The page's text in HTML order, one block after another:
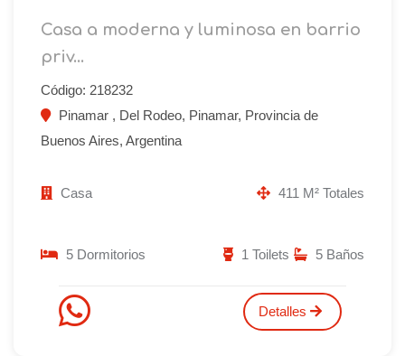
Casa a moderna y luminosa en barrio
priv...
Código: 218232
Pinamar , Del Rodeo, Pinamar, Provincia de
Buenos Aires, Argentina
Casa 411 M² Totales
5 Dormitorios 5 Baños
1 Toilets
Detalles